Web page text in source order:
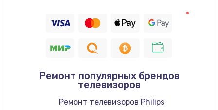
Восстановление цепи питания, пайка
Заказать
Программный ремонт/прошивка
Ремонт популярных брендов
телевизоров
Ремонт телевизоров Philips